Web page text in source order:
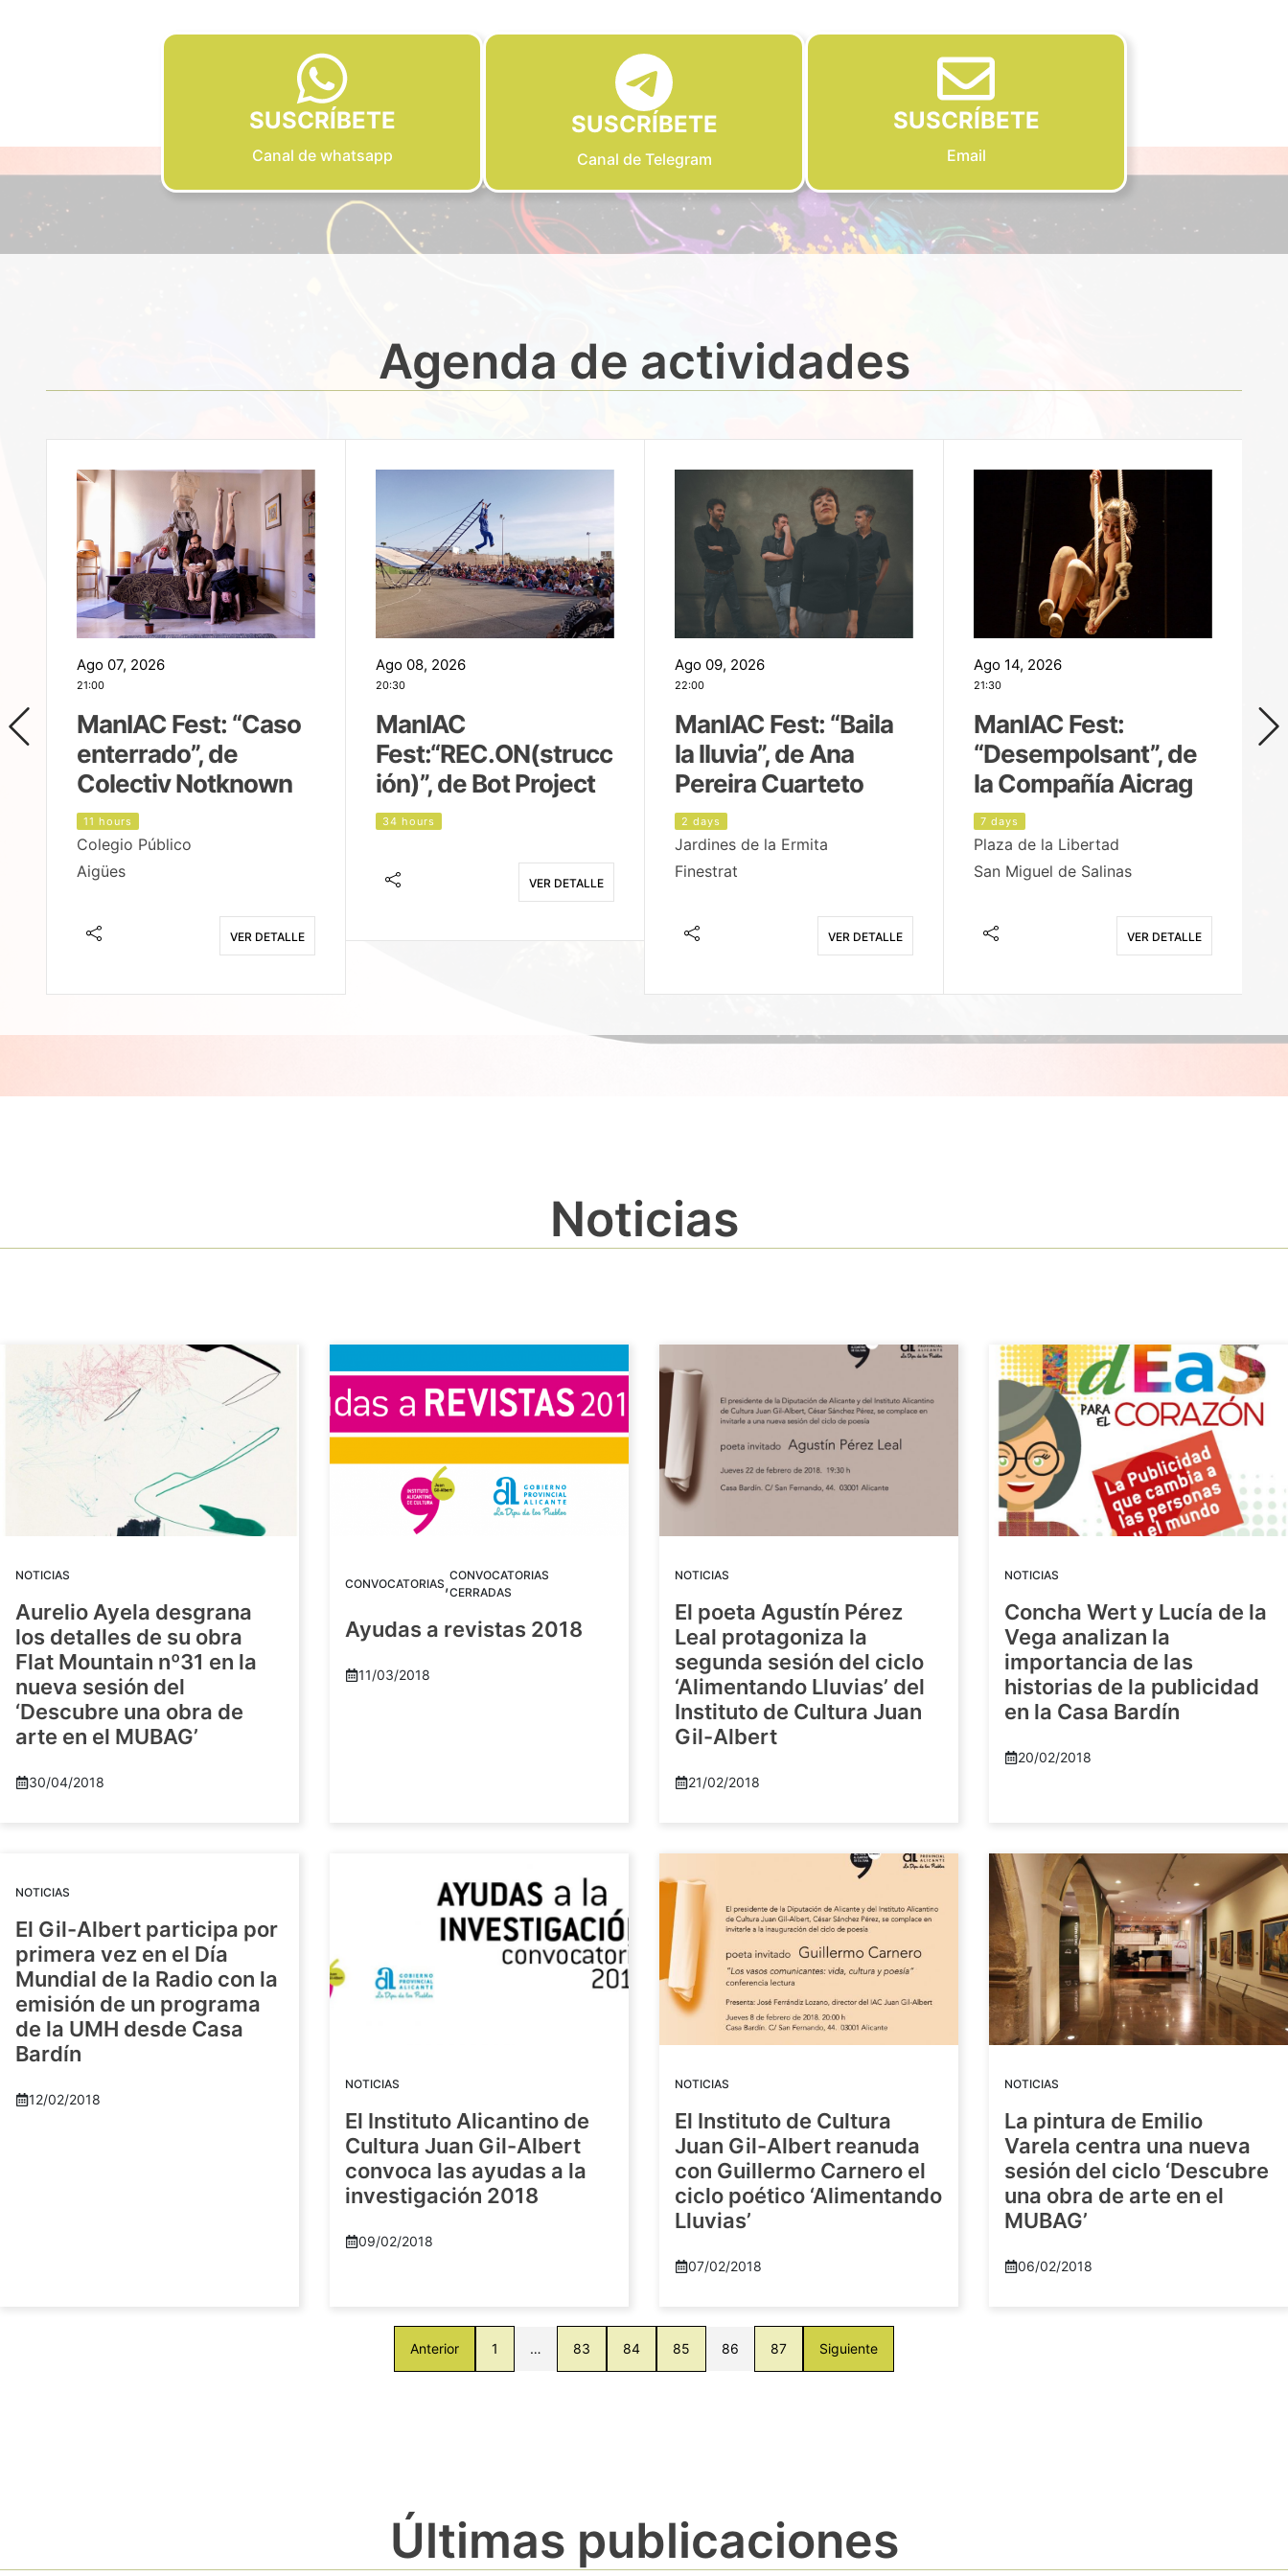
SUSCRÍBETE
Canal de whatsapp
SUSCRÍBETE
Canal de Telegram
SUSCRÍBETE
Email
Agenda de actividades
Ago 07, 2026
21:00
ManIAC Fest: “Caso
enterrado”, de
Colectiv Notknown
11 hours
Colegio Público
Aigües
VER DETALLE
Ago 08, 2026
20:30
ManIAC
Fest:“REC.ON(strucc
ión)”, de Bot Project
34 hours
VER DETALLE
Ago 09, 2026
22:00
ManIAC Fest: “Baila
la lluvia”, de Ana
Pereira Cuarteto
2 days
Jardines de la Ermita
Finestrat
VER DETALLE
Ago 14, 2026
21:30
ManIAC Fest:
“Desempolsant”, de
la Compañía Aicrag
7 days
Plaza de la Libertad
San Miguel de Salinas
VER DETALLE
Noticias
NOTICIAS
Aurelio Ayela desgrana
los detalles de su obra
Flat Mountain nº31 en la
nueva sesión del
‘Descubre una obra de
arte en el MUBAG’
30/04/2018
CONVOCATORIAS,CONVOCATORIAS
CERRADAS
Ayudas a revistas 2018
11/03/2018
NOTICIAS
El poeta Agustín Pérez
Leal protagoniza la
segunda sesión del ciclo
‘Alimentando Lluvias’ del
Instituto de Cultura Juan
Gil-Albert
21/02/2018
NOTICIAS
Concha Wert y Lucía de la
Vega analizan la
importancia de las
historias de la publicidad
en la Casa Bardín
20/02/2018
NOTICIAS
El Gil-Albert participa por
primera vez en el Día
Mundial de la Radio con la
emisión de un programa
de la UMH desde Casa
Bardín
12/02/2018
NOTICIAS
El Instituto Alicantino de
Cultura Juan Gil-Albert
convoca las ayudas a la
investigación 2018
09/02/2018
NOTICIAS
El Instituto de Cultura
Juan Gil-Albert reanuda
con Guillermo Carnero el
ciclo poético ‘Alimentando
Lluvias’
07/02/2018
NOTICIAS
La pintura de Emilio
Varela centra una nueva
sesión del ciclo ‘Descubre
una obra de arte en el
MUBAG’
06/02/2018
Anterior 1 … 83 84 85 86 87 Siguiente
Últimas publicaciones